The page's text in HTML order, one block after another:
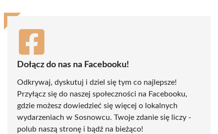
Dołącz do nas na Facebooku!
Odkrywaj, dyskutuj i dziel się tym co najlepsze!
Przyłącz się do naszej społeczności na Facebooku,
gdzie możesz dowiedzieć się więcej o lokalnych
wydarzeniach w Sosnowcu. Twoje zdanie się liczy -
polub naszą stronę i bądź na bieżąco!